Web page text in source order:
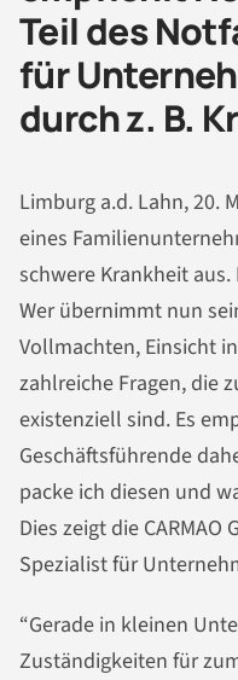
Teil des
für
durch z. B.
Limburg a.d. Lahn, 20.
eines
schwere Krankheit
Wer übernimmt nun
Vollmachten, Einsicht
zahlreiche Fragen, die
existenziell sind. Es
Geschäftsführende
packe ich diesen und
Dies zeigt die CARMAO
Spezialist für
“Gerade in kleinen
Zuständigkeiten für